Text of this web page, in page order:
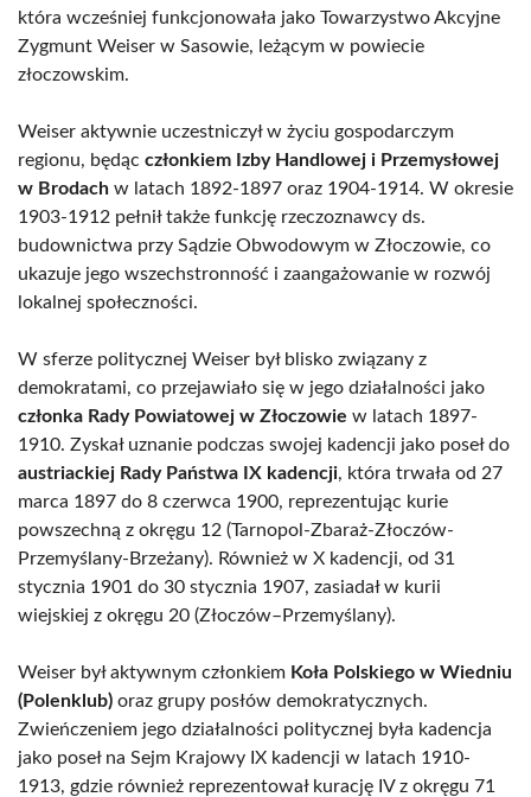
która wcześniej funkcjonowała jako Towarzystwo Akcyjne
Zygmunt Weiser w Sasowie, leżącym w powiecie
złoczowskim.
Weiser aktywnie uczestniczył w życiu gospodarczym
regionu, będąc członkiem Izby Handlowej i Przemysłowej
w Brodach w latach 1892-1897 oraz 1904-1914. W okresie
1903-1912 pełnił także funkcję rzeczoznawcy ds.
budownictwa przy Sądzie Obwodowym w Złoczowie, co
ukazuje jego wszechstronność i zaangażowanie w rozwój
lokalnej społeczności.
W sferze politycznej Weiser był blisko związany z
demokratami, co przejawiało się w jego działalności jako
członka Rady Powiatowej w Złoczowie w latach 1897-
1910. Zyskał uznanie podczas swojej kadencji jako poseł do
austriackiej Rady Państwa IX kadencji, która trwała od 27
marca 1897 do 8 czerwca 1900, reprezentując kurie
powszechną z okręgu 12 (Tarnopol-Zbaraż-Złoczów-
Przemyślany-Brzeżany). Również w X kadencji, od 31
stycznia 1901 do 30 stycznia 1907, zasiadał w kurii
wiejskiej z okręgu 20 (Złoczów–Przemyślany).
Weiser był aktywnym członkiem Koła Polskiego w Wiedniu
(Polenklub) oraz grupy posłów demokratycznych.
Zwieńczeniem jego działalności politycznej była kadencja
jako poseł na Sejm Krajowy IX kadencji w latach 1910-
1913, gdzie również reprezentował kurację IV z okręgu 71